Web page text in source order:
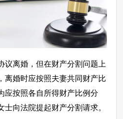
议离婚，但在财产分割问题上
离婚时应按照夫妻共同财产比
应按照各自所得财产比例分
向法院提起财产分割请求。